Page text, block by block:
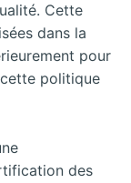
Cette
dans la
pour
politique
des